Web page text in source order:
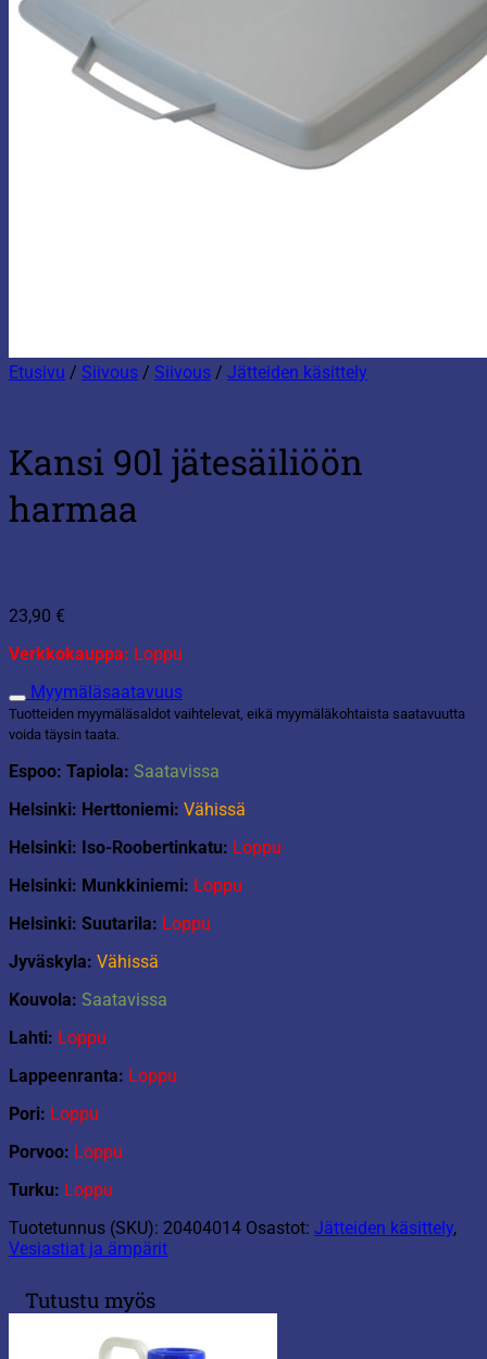
Etusivu / Siivous / Siivous / Jätteiden käsittely
Kansi 90l jätesäiliöön
harmaa
23,90 €
Verkkokauppa: Loppu
Myymäläsaatavuus
Tuotteiden myymäläsaldot vaihtelevat, eikä myymäläkohtaista saatavuutta
voida täysin taata.
Espoo: Tapiola: Saatavissa
Helsinki: Herttoniemi: Vähissä
Helsinki: Iso-Roobertinkatu: Loppu
Helsinki: Munkkiniemi: Loppu
Helsinki: Suutarila: Loppu
Jyväskyla: Vähissä
Kouvola: Saatavissa
Lahti: Loppu
Lappeenranta: Loppu
Pori: Loppu
Porvoo: Loppu
Turku: Loppu
Tuotetunnus (SKU): 20404014 Osastot: Jätteiden käsittely,
Vesiastiat ja ämpärit
Tutustu myös